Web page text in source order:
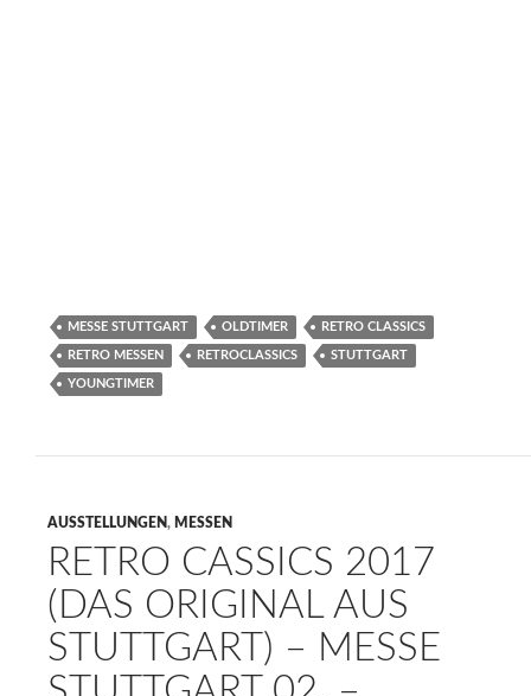
Preview-Tag der Retro Classics
Ein besonderes Highlight an diesem Eröffnungstag war
Night.
Petra Klein vom SWR 1. Karl Ulrich Herrmann,
Geschäftsführender Gesellschafter der RETRO Messen
GmbH eröffnete dann die Allianz Retro Night.
Anschließenden folgte der Rennfahrertalk mit Ellen
Lohr, Jochen Mass und Roland Asch.
Aus der Spendenaktion zu Gunsten des Kinderhospiz